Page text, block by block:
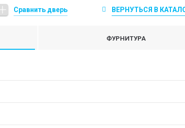
Сравнить дверь ВЕРНУТЬСЯ В
ФУРНИТУРА